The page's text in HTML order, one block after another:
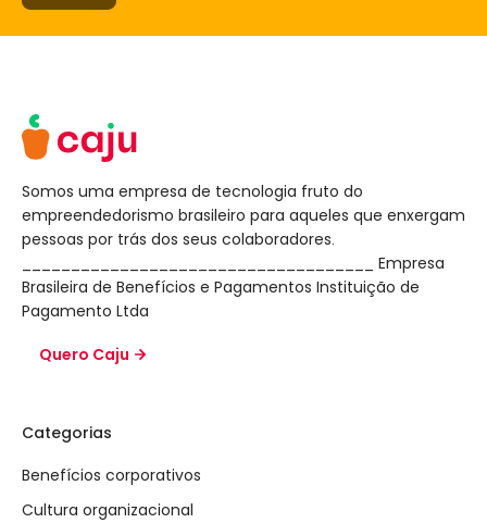
Somos uma empresa de tecnologia fruto do
empreendedorismo brasileiro para aqueles que enxergam
pessoas por trás dos seus colaboradores.
____________________________________ Empresa
Brasileira de Benefícios e Pagamentos Instituição de
Pagamento Ltda
Quero Caju
Categorias
Benefícios corporativos
Cultura organizacional